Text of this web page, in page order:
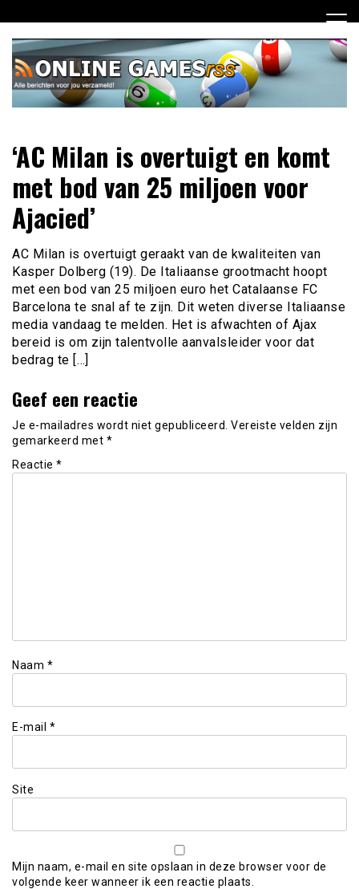
naar
inhoud
Online Games RSS
verzameld
‘AC Milan is overtuigt en komt
met bod van 25 miljoen voor
Ajacied’
AC Milan is overtuigt geraakt van de kwaliteiten van
Kasper Dolberg (19). De Italiaanse grootmacht hoopt
met een bod van 25 miljoen euro het Catalaanse FC
Barcelona te snal af te zijn. Dit weten diverse Italiaanse
media vandaag te melden. Het is afwachten of Ajax
bereid is om zijn talentvolle aanvalsleider voor dat
bedrag te […]
Geef een reactie
Je e-mailadres wordt niet gepubliceerd. Vereiste velden zijn
gemarkeerd met *
Reactie *
Naam *
E-mail *
Site
Mijn naam, e-mail en site opslaan in deze browser voor de
volgende keer wanneer ik een reactie plaats.